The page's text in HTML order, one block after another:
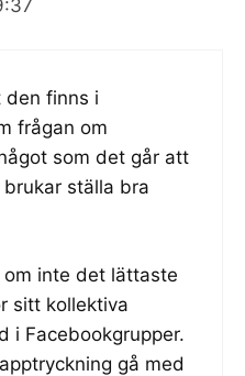
den finns i
frågan om
som det går att
ställa bra
inte det lättaste
sitt kollektiva
i Facebookgrupper.
gå med